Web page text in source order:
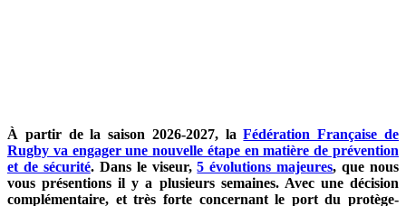
À partir de la saison 2026-2027, laFédération Française de
Rugby va engager une nouvelle étape en matière de prévention
et de sécurité. Dans le viseur,5 évolutions majeures, que nous
vous présentions il y a plusieurs semaines. Avec une décision
complémentaire, et très forte concernant le port du protège-